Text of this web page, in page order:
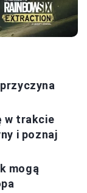
w trakcie
i poznaj
mogą